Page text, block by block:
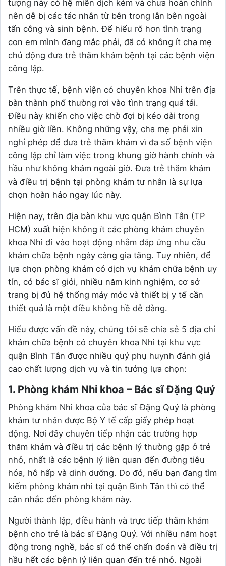
tượng này có hệ miễn dịch kém và chưa hoàn chỉnh
nên dễ bị các tác nhân từ bên trong lẫn bên ngoài
tấn công và sinh bệnh. Để hiểu rõ hơn tình trạng
con em mình đang mắc phải, đã có không ít cha mẹ
chủ động đưa trẻ thăm khám bệnh tại các bệnh viện
công lập.
Trên thực tế, bệnh viện có chuyên khoa Nhi trên địa
bàn thành phố thường rơi vào tình trạng quá tải.
Điều này khiến cho việc chờ đợi bị kéo dài trong
nhiều giờ liền. Không những vậy, cha mẹ phải xin
nghỉ phép để đưa trẻ thăm khám vì đa số bệnh viện
công lập chỉ làm việc trong khung giờ hành chính và
hầu như không khám ngoài giờ. Đưa trẻ thăm khám
và điều trị bệnh tại phòng khám tư nhân là sự lựa
chọn hoàn hảo ngay lúc này.
Hiện nay, trên địa bàn khu vực quận Bình Tân (TP
HCM) xuất hiện không ít các phòng khám chuyên
khoa Nhi đi vào hoạt động nhằm đáp ứng nhu cầu
khám chữa bệnh ngày càng gia tăng. Tuy nhiên, để
lựa chọn phòng khám có dịch vụ khám chữa bệnh uy
tín, có bác sĩ giỏi, nhiều năm kinh nghiệm, cơ sở
trang bị đủ hệ thống máy móc và thiết bị y tế cần
thiết quả là một điều không hề dễ dàng.
Hiểu được vấn đề này, chúng tôi sẽ chia sẻ 5 địa chỉ
khám chữa bệnh có chuyên khoa Nhi tại khu vực
quận Bình Tân được nhiều quý phụ huynh đánh giá
cao chất lượng dịch vụ và tin tưởng lựa chọn:
1. Phòng khám Nhi khoa – Bác sĩ Đặng Quý
Phòng khám Nhi khoa của bác sĩ Đặng Quý là phòng
khám tư nhân được Bộ Y tế cấp giấy phép hoạt
động. Nơi đây chuyên tiếp nhận các trường hợp
thăm khám và điều trị các bệnh lý thường gặp ở trẻ
nhỏ, nhất là các bệnh lý liên quan đến đường tiêu
hóa, hô hấp và dinh dưỡng. Do đó, nếu bạn đang tìm
kiếm phòng khám nhi tại quận Bình Tân thì có thể
cân nhắc đến phòng khám này.
Người thành lập, điều hành và trực tiếp thăm khám
bệnh cho trẻ là bác sĩ Đặng Quý. Với nhiều năm hoạt
động trong nghề, bác sĩ có thể chẩn đoán và điều trị
hầu hết các bệnh lý liên quan đến trẻ nhỏ. Ngoài